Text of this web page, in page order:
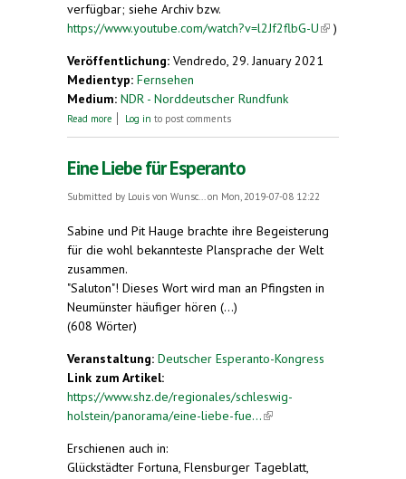
verfügbar; siehe Archiv bzw.
https://www.youtube.com/watch?v=l2Jf2flbG-U(link is
)
Veröffentlichung: Vendredo, 29. January 2021
Medientyp: Fernsehen
Medium: NDR - Norddeutscher Rundfunk
Read more about Was wurde aus Esperanto?
Log in to post comments
Eine Liebe für Esperanto
Submitted by Louis von Wunsc...on Mon, 2019-07-08 12:22
Sabine und Pit Hauge brachte ihre Begeisterung
für die wohl bekannteste Plansprache der Welt
zusammen.
"Saluton"! Dieses Wort wird man an Pfingsten in
Neumünster häufiger hören (...)
(608 Wörter)
Veranstaltung: Deutscher Esperanto-Kongress
Link zum Artikel:
https://www.shz.de/regionales/schleswig-
holstein/panorama/eine-liebe-fue...(link is
Erschienen auch in:
Glückstädter Fortuna, Flensburger Tageblatt,